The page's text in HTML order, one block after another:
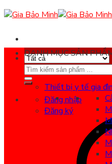
Skip
to
Search
for:
Đăng nhập
Đăng ký
DANH MỤC SẢN
Thiết bị y tế gia